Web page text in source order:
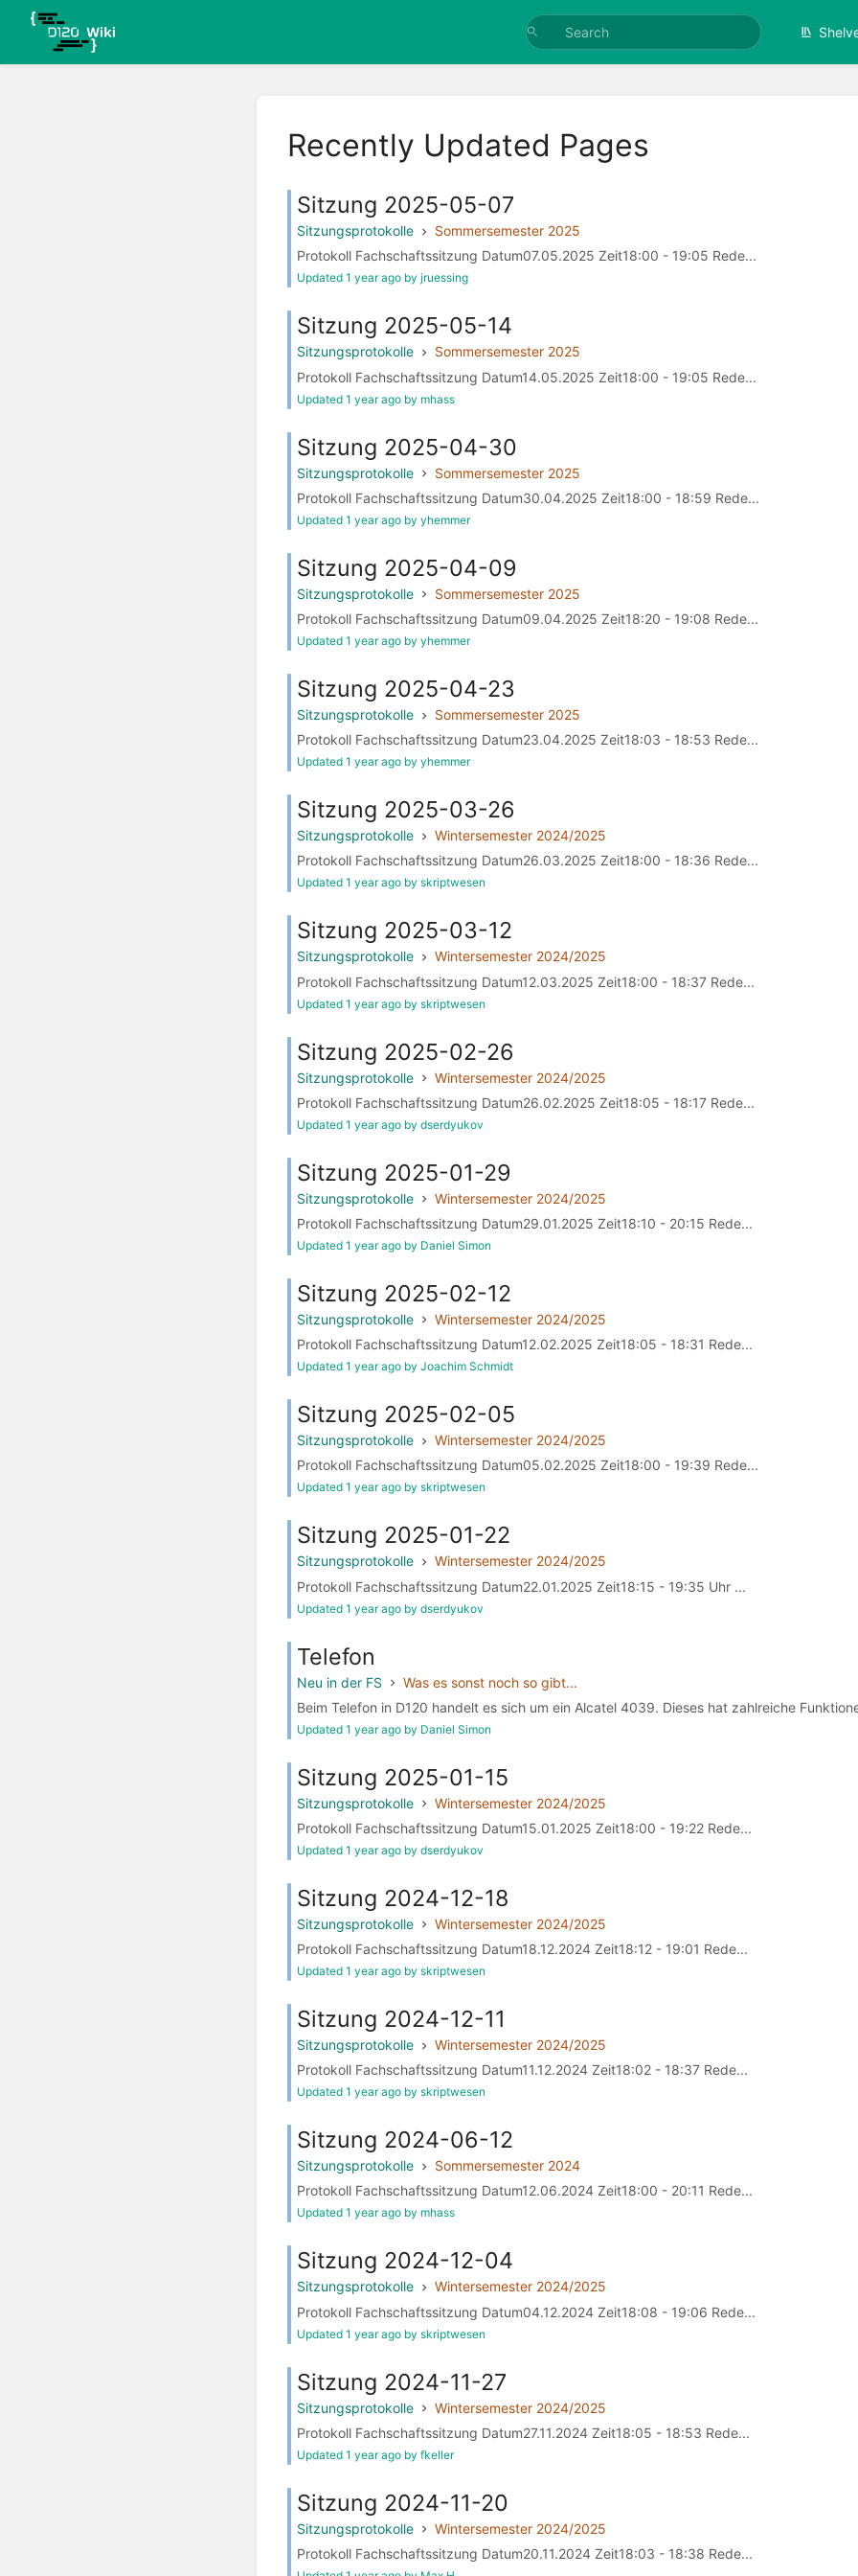
Recently Updated Pages
Sitzung 2025-05-07
Sitzungsprotokolle
Sommersemester 2025
Protokoll Fachschaftssitzung Datum07.05.2025 Zeit18:00 - 19:05 Rede...
Updated 1 year ago by jruessing
Sitzung 2025-05-14
Sitzungsprotokolle
Sommersemester 2025
Protokoll Fachschaftssitzung Datum14.05.2025 Zeit18:00 - 19:05 Rede...
Updated 1 year ago by mhass
Sitzung 2025-04-30
Sitzungsprotokolle
Sommersemester 2025
Protokoll Fachschaftssitzung Datum30.04.2025 Zeit18:00 - 18:59 Rede...
Updated 1 year ago by yhemmer
Sitzung 2025-04-09
Sitzungsprotokolle
Sommersemester 2025
Protokoll Fachschaftssitzung Datum09.04.2025 Zeit18:20 - 19:08 Rede...
Updated 1 year ago by yhemmer
Sitzung 2025-04-23
Sitzungsprotokolle
Sommersemester 2025
Protokoll Fachschaftssitzung Datum23.04.2025 Zeit18:03 - 18:53 Rede...
Updated 1 year ago by yhemmer
Sitzung 2025-03-26
Sitzungsprotokolle
Wintersemester 2024/2025
Protokoll Fachschaftssitzung Datum26.03.2025 Zeit18:00 - 18:36 Rede...
Updated 1 year ago by skriptwesen
Sitzung 2025-03-12
Sitzungsprotokolle
Wintersemester 2024/2025
Protokoll Fachschaftssitzung Datum12.03.2025 Zeit18:00 - 18:37 Rede...
Updated 1 year ago by skriptwesen
Sitzung 2025-02-26
Sitzungsprotokolle
Wintersemester 2024/2025
Protokoll Fachschaftssitzung Datum26.02.2025 Zeit18:05 - 18:17 Rede...
Updated 1 year ago by dserdyukov
Sitzung 2025-01-29
Sitzungsprotokolle
Wintersemester 2024/2025
Protokoll Fachschaftssitzung Datum29.01.2025 Zeit18:10 - 20:15 Rede...
Updated 1 year ago by Daniel Simon
Sitzung 2025-02-12
Sitzungsprotokolle
Wintersemester 2024/2025
Protokoll Fachschaftssitzung Datum12.02.2025 Zeit18:05 - 18:31 Rede...
Updated 1 year ago by Joachim Schmidt
Sitzung 2025-02-05
Sitzungsprotokolle
Wintersemester 2024/2025
Protokoll Fachschaftssitzung Datum05.02.2025 Zeit18:00 - 19:39 Rede...
Updated 1 year ago by skriptwesen
Sitzung 2025-01-22
Sitzungsprotokolle
Wintersemester 2024/2025
Protokoll Fachschaftssitzung Datum22.01.2025 Zeit18:15 - 19:35 Uhr ...
Updated 1 year ago by dserdyukov
Telefon
Neu in der FS
Was es sonst noch so gibt...
Beim Telefon in D120 handelt es sich um ein Alcatel 4039. Dieses hat zahlreiche
Updated 1 year ago by Daniel Simon
Sitzung 2025-01-15
Sitzungsprotokolle
Wintersemester 2024/2025
Protokoll Fachschaftssitzung Datum15.01.2025 Zeit18:00 - 19:22 Rede...
Updated 1 year ago by dserdyukov
Sitzung 2024-12-18
Sitzungsprotokolle
Wintersemester 2024/2025
Protokoll Fachschaftssitzung Datum18.12.2024 Zeit18:12 - 19:01 Rede...
Updated 1 year ago by skriptwesen
Sitzung 2024-12-11
Sitzungsprotokolle
Wintersemester 2024/2025
Protokoll Fachschaftssitzung Datum11.12.2024 Zeit18:02 - 18:37 Rede...
Updated 1 year ago by skriptwesen
Sitzung 2024-06-12
Sitzungsprotokolle
Sommersemester 2024
Protokoll Fachschaftssitzung Datum12.06.2024 Zeit18:00 - 20:11 Rede...
Updated 1 year ago by mhass
Sitzung 2024-12-04
Sitzungsprotokolle
Wintersemester 2024/2025
Protokoll Fachschaftssitzung Datum04.12.2024 Zeit18:08 - 19:06 Rede...
Updated 1 year ago by skriptwesen
Sitzung 2024-11-27
Sitzungsprotokolle
Wintersemester 2024/2025
Protokoll Fachschaftssitzung Datum27.11.2024 Zeit18:05 - 18:53 Rede...
Updated 1 year ago by fkeller
Sitzung 2024-11-20
Sitzungsprotokolle
Wintersemester 2024/2025
Protokoll Fachschaftssitzung Datum20.11.2024 Zeit18:03 - 18:38 Rede...